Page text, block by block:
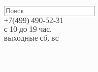
+7(499) 490-52-31
с 10 до 19 час.
выходные сб, вс